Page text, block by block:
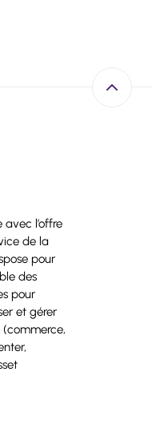
l’offre
de la
pour
des
pour
et gérer
Retour